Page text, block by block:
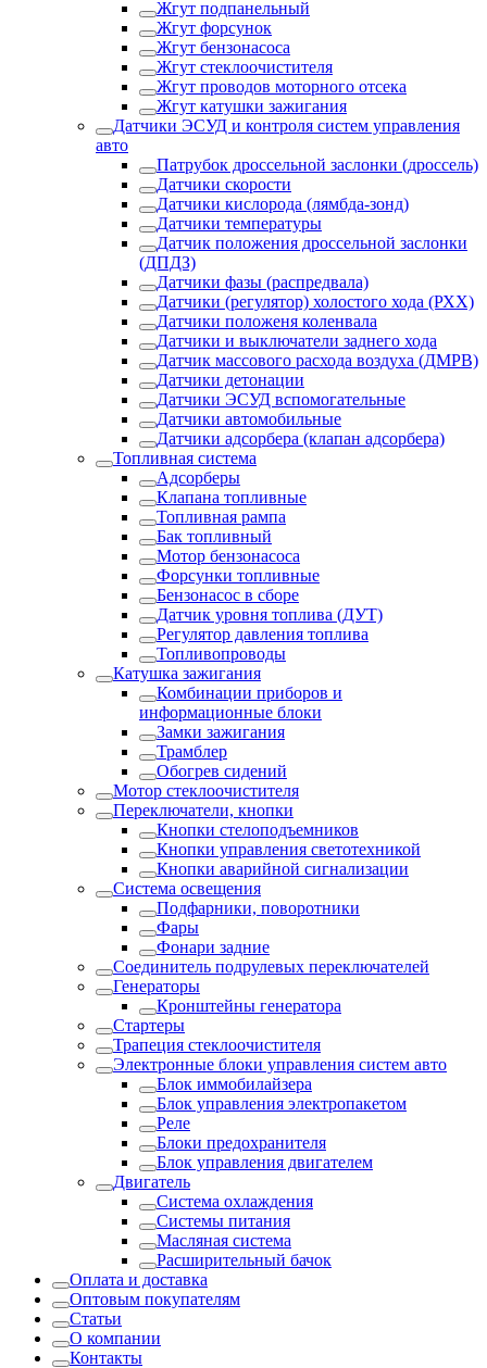
Жгут подпанельный
Жгут форсунок
Жгут бензонасоса
Жгут стеклоочистителя
Жгут проводов моторного отсека
Жгут катушки зажигания
Датчики ЭСУД и контроля систем управления
авто
Патрубок дроссельной заслонки (дроссель)
Датчики скорости
Датчики кислорода (лямбда-зонд)
Датчики температуры
Датчик положения дроссельной заслонки
(ДПДЗ)
Датчики фазы (распредвала)
Датчики (регулятор) холостого хода (РХХ)
Датчики положеня коленвала
Датчики и выключатели заднего хода
Датчик массового расхода воздуха (ДМРВ)
Датчики детонации
Датчики ЭСУД вспомогательные
Датчики автомобильные
Датчики адсорбера (клапан адсорбера)
Топливная система
Адсорберы
Клапана топливные
Топливная рампа
Бак топливный
Мотор бензонасоса
Форсунки топливные
Бензонасос в сборе
Датчик уровня топлива (ДУТ)
Регулятор давления топлива
Топливопроводы
Катушка зажигания
Комбинации приборов и
информационные блоки
Замки зажигания
Трамблер
Обогрев сидений
Мотор стеклоочистителя
Переключатели, кнопки
Кнопки стелоподъемников
Кнопки управления светотехникой
Кнопки аварийной сигнализации
Система освещения
Подфарники, поворотники
Фары
Фонари задние
Соединитель подрулевых переключателей
Генераторы
Кронштейны генератора
Стартеры
Трапеция стеклоочистителя
Электронные блоки управления систем авто
Блок иммобилайзера
Блок управления электропакетом
Реле
Блоки предохранителя
Блок управления двигателем
Двигатель
Система охлаждения
Системы питания
Масляная система
Расширительный бачок
Оплата и доставка
Оптовым покупателям
Статьи
О компании
Контакты